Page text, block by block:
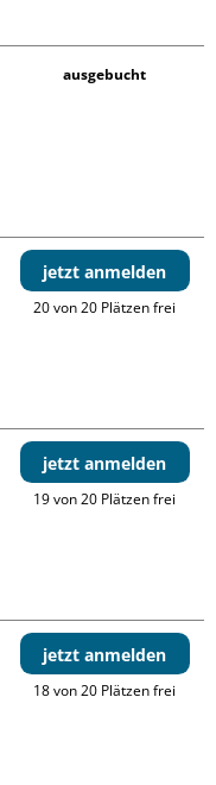
ausgebucht
jetzt anmelden
20 von 20 Plätzen frei
jetzt anmelden
19 von 20 Plätzen frei
jetzt anmelden
18 von 20 Plätzen frei